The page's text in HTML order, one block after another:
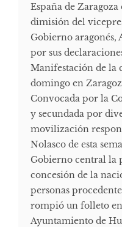
España de
dimisión del
Gobierno aragonés,
por sus
Manifestación de la
domingo en
Convocada por la
y secundada por
movilización
Nolasco de esta
Gobierno central la
concesión de la
personas
rompió un folleto
Ayuntamiento de